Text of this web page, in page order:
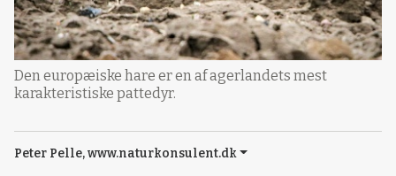
Den europæiske hare er en af agerlandets mest
karakteristiske pattedyr.
Peter Pelle, www.naturkonsulent.dk